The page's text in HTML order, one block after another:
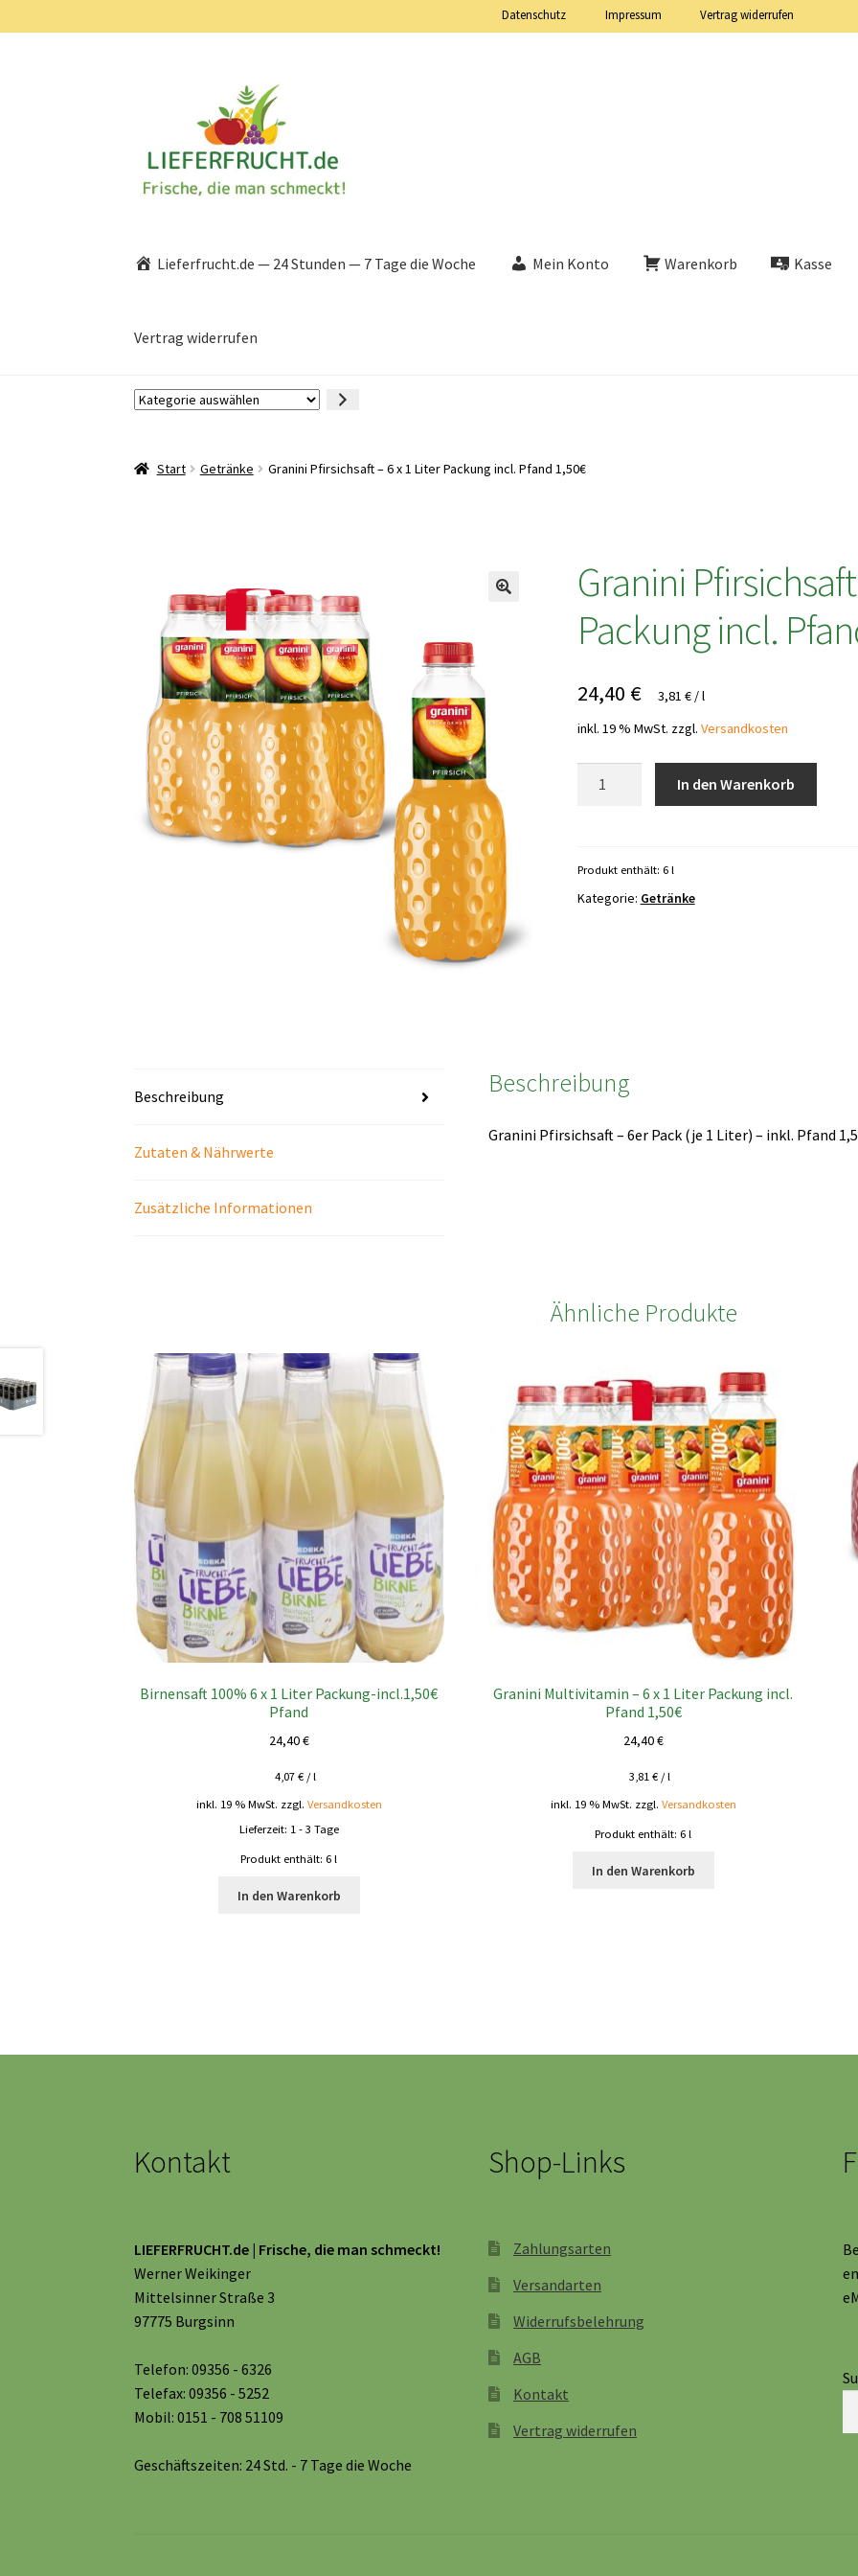
Datenschutz Impressum Vertrag widerrufen
Lieferfrucht.de — 24 Stunden — 7 Tage die Woche Mein Konto Warenkorb Kasse
Vertrag widerrufen
Kategorie
Start Getränke Granini Pfirsichsaft – 6 x 1 Liter Packung incl. Pfand 1,50€
Granini
Packung incl.
24,40 € 3,81€ /l
inkl. 19 % MwSt. zzgl. Versandkosten
x
1
In den Warenkorb
Produkt enthält: 6 l
Kategorie: Getränke
Beschreibung
Zutaten & Nährwerte
Zusätzliche Informationen
Beschreibung
Granini Pfirsichsaft – 6er Pack (je 1 Liter) – inkl. Pfand
Ähnliche Produkte
Birnensaft 100% 6 x 1 Liter Packung-incl.1,50€
Pfand
24,40€
4,07 €/l
inkl. 19 % MwSt. zzgl. Versandkosten
Lieferzeit: 1 - 3 Tage
Produkt enthält: 6l
In den Warenkorb
Granini Multivitamin – 6 x 1 Liter Packung incl.
Pfand 1,50€
24,40€
3,81 €/l
inkl. 19 % MwSt. zzgl. Versandkosten
Produkt enthält: 6l
In den Warenkorb
Kontakt
LIEFERFRUCHT.de | Frische, die man schmeckt!
Werner Weikinger
Mittelsinner Straße 3
97775 Burgsinn
Telefon: 09356 - 6326
Telefax: 09356 - 5252
Mobil: 0151 - 708 51109
Geschäftszeiten: 24 Std. - 7 Tage die Woche
Shop-Links
Zahlungsarten
Versandarten
Widerrufsbelehrung
AGB
Kontakt
Vertrag widerrufen